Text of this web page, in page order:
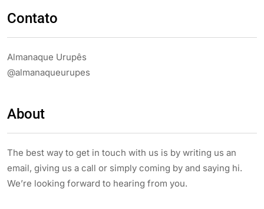
Contato
Almanaque Urupês
@almanaqueurupes
About
The best way to get in touch with us is by writing us an
email, giving us a call or simply coming by and saying hi.
We’re looking forward to hearing from you.